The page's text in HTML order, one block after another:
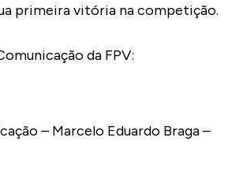
primeira vitória na competição.
da FPV:
– Marcelo Eduardo Braga –